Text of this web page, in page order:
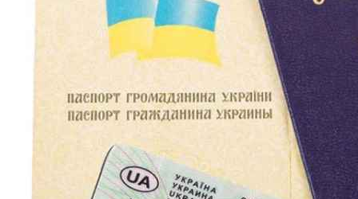
Всеукраїнська Рада ветеранів УТОГ
Всеукраїнська Рада перекладачів жестової
мови УТОГ
Всеукраїнська Рада директорів УТОГ
Всеукраїнська молодіжна Рада УТОГ
Молодіжні лідери УТОГ
Ветерани УТОГ
Мережа УТОГ
Підприємства УТОГ
Рекорди УТОГ
Видання УТОГ
Посилання сторінок УТОГ